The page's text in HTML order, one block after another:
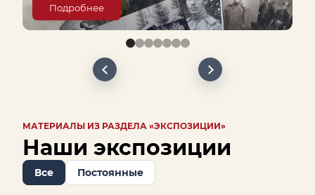
Подробнее
МАТЕРИАЛЫ ИЗ РАЗДЕЛА «ЭКСПОЗИЦИИ»
Наши экспозиции
Все Постоянные